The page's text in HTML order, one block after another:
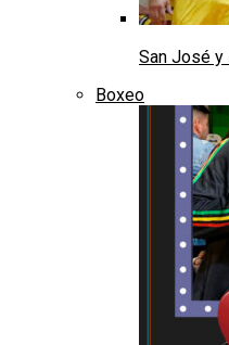
San José y
Boxeo